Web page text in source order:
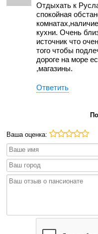
Отдыхать к
спокойная
кухни. Очень
источник что
того чтобы
дороге на море
,магазины.
Ответить
Ваша оценка: